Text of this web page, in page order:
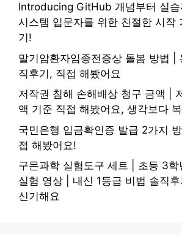
Introducing GitHub 개념부터 실습
시스템 입문자를 위한 친절한 시작
기!
말기암환자임종전증상 돌봄 방법 |
직후기, 직접 해봤어요
저작권 침해 손해배상 청구 금액 |
액 기준 직접 해봤어요, 생각보다
국민은행 입금확인증 발급 2가지
접 해봤어요!
구몬과학 실험도구 세트 | 초등 3
실험 영상 | 내신 1등급 비법 솔직
신기해요